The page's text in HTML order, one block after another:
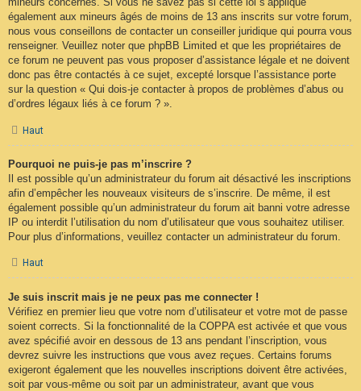
également aux mineurs âgés de moins de 13 ans inscrits sur votre forum,
nous vous conseillons de contacter un conseiller juridique qui pourra vous
renseigner. Veuillez noter que phpBB Limited et que les propriétaires de
ce forum ne peuvent pas vous proposer d’assistance légale et ne doivent
donc pas être contactés à ce sujet, excepté lorsque l’assistance porte
sur la question « Qui dois-je contacter à propos de problèmes d’abus ou
d’ordres légaux liés à ce forum ? ».
Haut
Pourquoi ne puis-je pas m’inscrire ?
Il est possible qu’un administrateur du forum ait désactivé les inscriptions
afin d’empêcher les nouveaux visiteurs de s’inscrire. De même, il est
également possible qu’un administrateur du forum ait banni votre adresse
IP ou interdit l’utilisation du nom d’utilisateur que vous souhaitez utiliser.
Pour plus d’informations, veuillez contacter un administrateur du forum.
Haut
Je suis inscrit mais je ne peux pas me connecter !
Vérifiez en premier lieu que votre nom d’utilisateur et votre mot de passe
soient corrects. Si la fonctionnalité de la COPPA est activée et que vous
avez spécifié avoir en dessous de 13 ans pendant l’inscription, vous
devrez suivre les instructions que vous avez reçues. Certains forums
exigeront également que les nouvelles inscriptions doivent être activées,
soit par vous-même ou soit par un administrateur, avant que vous